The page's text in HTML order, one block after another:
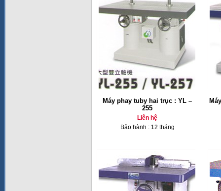
Máy phay tuby hai trục : YL –
255
Liên hệ
Bảo hành : 12 tháng